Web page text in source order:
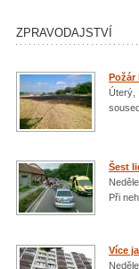
ZPRAVODAJSTVÍ
Šest
Při
Více